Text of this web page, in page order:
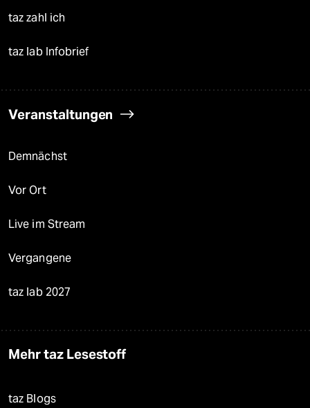
taz zahl ich
taz lab Infobrief
Veranstaltungen
Demnächst
Vor Ort
Live im Stream
Vergangene
taz lab 2027
Mehr taz Lesestoff
taz Blogs